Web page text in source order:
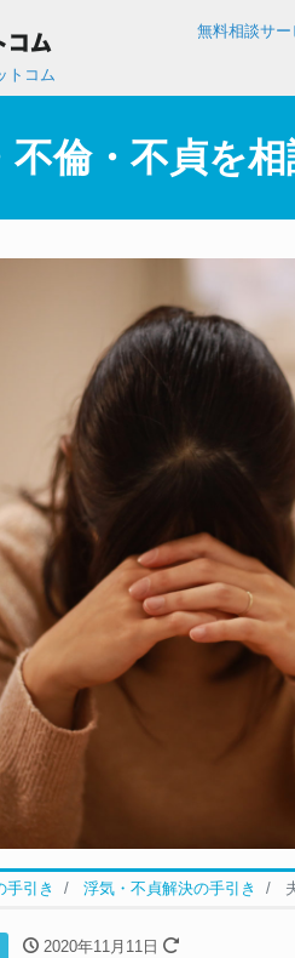
トコム
無料相談サー
不倫・不貞を
手引き 浮気・不貞解決の手引き
2020年11月11日